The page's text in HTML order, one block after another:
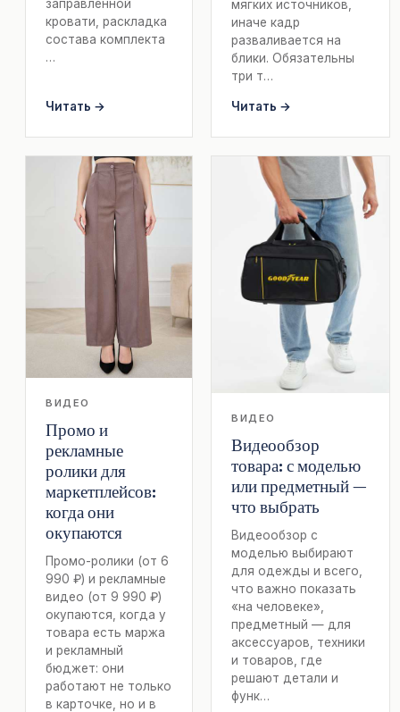
заправленной
кровати, раскладка
состава комплекта
…
Читать →
мягких источников,
иначе кадр
разваливается на
блики. Обязательны
три т…
Читать →
ВИДЕО
Промо и
рекламные
ролики для
маркетплейсов:
когда они
окупаются
Промо-ролики (от 6
990 ₽) и рекламные
видео (от 9 990 ₽)
окупаются, когда у
товара есть маржа
и рекламный
бюджет: они
работают не только
в карточке, но и в
ВИДЕО
Видеообзор
товара: с моделью
или предметный —
что выбрать
Видеообзор с
моделью выбирают
для одежды и всего,
что важно показать
«на человеке»,
предметный — для
аксессуаров, техники
и товаров, где
решают детали и
функ…